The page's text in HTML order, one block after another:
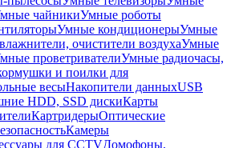
чайникиУмные роботы
Умные кондиционерыУмные
очистители воздухаУмные
проветривателиУмные радиочасы,
и поилки для
весыНакопители данныхUSB
HDD, SSD дискиКарты
КартридерыОптические
Камеры
для CCTVДомофоны,